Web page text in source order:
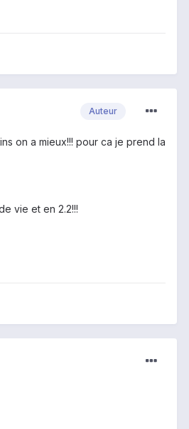
Auteur
on a mieux!!! pour ca je prend la
vie et en 2.2!!!